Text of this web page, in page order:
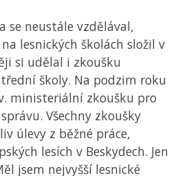
se neustále vzdělával,
lesnických školách složil v
si udělal i zkoušku
školy. Na podzim roku
ministeriální zkoušku pro
Všechny zkoušky
úlevy z běžné práce,
lesích v Beskydech. Jen
jsem nejvyšší lesnické